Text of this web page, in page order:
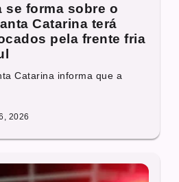
se forma sobre o
Catarina terá
pela frente fria
Catarina informa que a
2026